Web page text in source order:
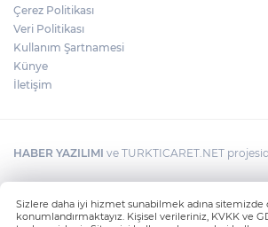
Çerez Politikası
Veri Politikası
Kullanım Şartnamesi
Künye
İletişim
HABER YAZILIMI ve TURKTICARET.NET
Sizlere daha iyi hizmet sunabilmek adına sitemizde
konumlandırmaktayız. Kişisel verileriniz, KVKK ve
Whatsapp